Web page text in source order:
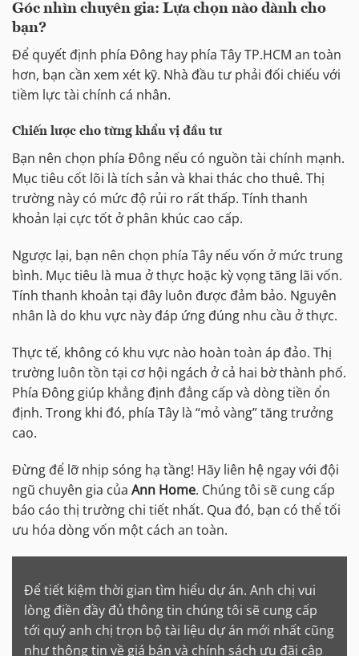
Góc nhìn chuyên gia: Lựa chọn nào dành cho
bạn?
Để quyết định phía Đông hay phía Tây TP.HCM an toàn
hơn, bạn cần xem xét kỹ. Nhà đầu tư phải đối chiếu với
tiềm lực tài chính cá nhân.
Chiến lược cho từng khẩu vị đầu tư
Bạn nên chọn phía Đông nếu có nguồn tài chính mạnh.
Mục tiêu cốt lõi là tích sản và khai thác cho thuê. Thị
trường này có mức độ rủi ro rất thấp. Tính thanh
khoản lại cực tốt ở phân khúc cao cấp.
Ngược lại, bạn nên chọn phía Tây nếu vốn ở mức trung
bình. Mục tiêu là mua ở thực hoặc kỳ vọng tăng lãi vốn.
Tính thanh khoản tại đây luôn được đảm bảo. Nguyên
nhân là do khu vực này đáp ứng đúng nhu cầu ở thực.
Thực tế, không có khu vực nào hoàn toàn áp đảo. Thị
trường luôn tồn tại cơ hội ngách ở cả hai bờ thành phố.
Phía Đông giúp khẳng định đẳng cấp và dòng tiền ổn
định. Trong khi đó, phía Tây là “mỏ vàng” tăng trưởng
cao.
Đừng để lỡ nhịp sóng hạ tầng! Hãy liên hệ ngay với đội
ngũ chuyên gia của Ann Home. Chúng tôi sẽ cung cấp
báo cáo thị trường chi tiết nhất. Qua đó, bạn có thể tối
ưu hóa dòng vốn một cách an toàn.
Để tiết kiệm thời gian tìm hiểu dự án. Anh chị vui
lòng điền đầy đủ thông tin chúng tôi sẽ cung cấp
tới quý anh chị trọn bộ tài liệu dự án mới nhất cũng
như thông tin về giá bán và chính sách ưu đãi cập